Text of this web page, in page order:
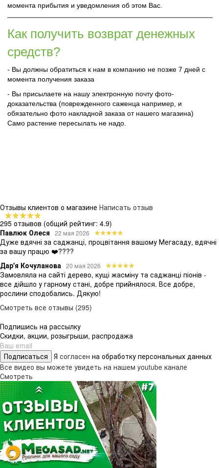
момента прибытия и уведомления об этом Вас.
Как получить возврат денежных
средств?
- Вы должны обратиться к нам в компанию не позже 7 дней с
момента получения заказа
- Вы присылаете на нашу электронную почту фото-
доказательства (поврежденного саженца например, и
обязательно фото накладной заказа от нашего магазина)
Само растение пересылать не надо.
Отзывы клиентов о магазине Написать отзыв
295 отзывов (общий рейтинг: 4.9)
Павлюк Олеся
22 мая 2026
Дуже вдячні за саджанці, процвітання вашому Мегасаду, вдячні
за вашу працю ❤️????
Дар'я Кочуланова 20 мая 2026
Замовляла на сайті дерево, кущі жасміну та саджанці піонів -
все дійшло у гарному стані, добре прийнялося. Все добре,
рослини сподобались. Дякую!
Смотреть все отзывы (295)
Подпишись на рассылку
Скидки, акции, розыгрыши, распродажа
Подписаться Я согласен на обработку персональных данных
Все видео вы можете увидеть на нашем youtube канале
Смотреть